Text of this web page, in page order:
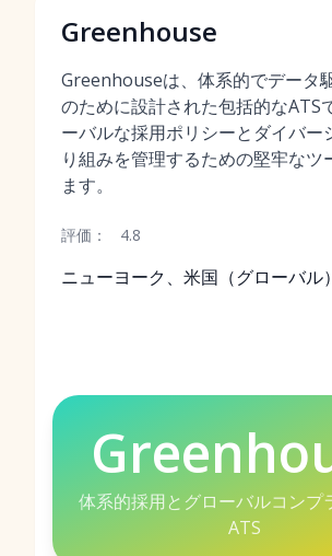
Greenhouse
Greenhouseは、体系的でデータ
のために設計された包括的なATS
ーバルな採用ポリシーとダイバー
り組みを管理するための堅牢なツ
ます。
評価： 4.8
ニューヨーク、米国（グローバル）
体系的採用とグローバルコンプ
ATS